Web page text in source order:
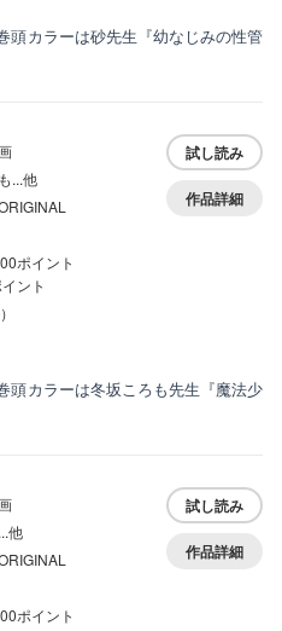
頭カラーは砂先生『幼なじみの性管
...他
ポイント
ント
）
試し読み
作品詳細
頭カラーは冬坂ころも先生『魔法少
他
ポイント
試し読み
作品詳細